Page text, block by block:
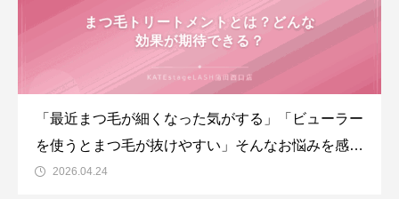
「最近まつ毛が細くなった気がする」「ビューラー
を使うとまつ毛が抜けやすい」そんなお悩みを感じ
ていませんか？まつ毛トリートメントの効果とし
2026.04.24